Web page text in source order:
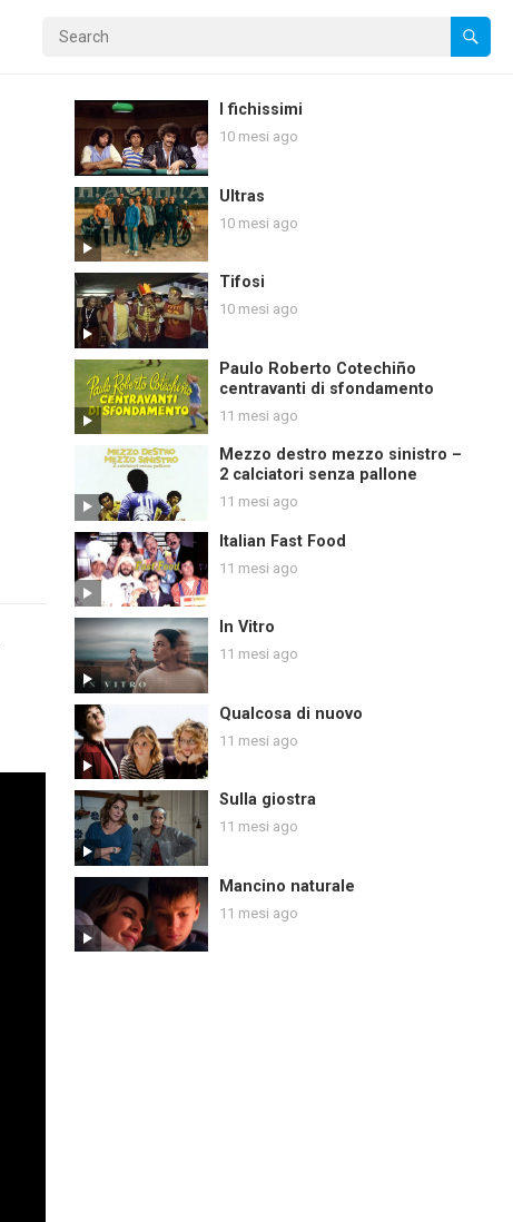
I fichissimi
10 mesi ago
Ultras
10 mesi ago
Tifosi
10 mesi ago
Paulo Roberto Cotechiño
centravanti di sfondamento
11 mesi ago
Mezzo destro mezzo sinistro –
2 calciatori senza pallone
11 mesi ago
Italian Fast Food
11 mesi ago
In Vitro
11 mesi ago
Qualcosa di nuovo
11 mesi ago
Sulla giostra
11 mesi ago
Mancino naturale
11 mesi ago